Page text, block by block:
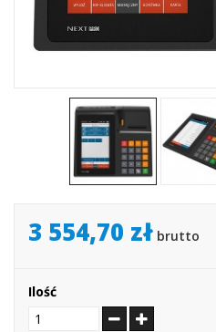
3 554,70 zł brutto
Ilość